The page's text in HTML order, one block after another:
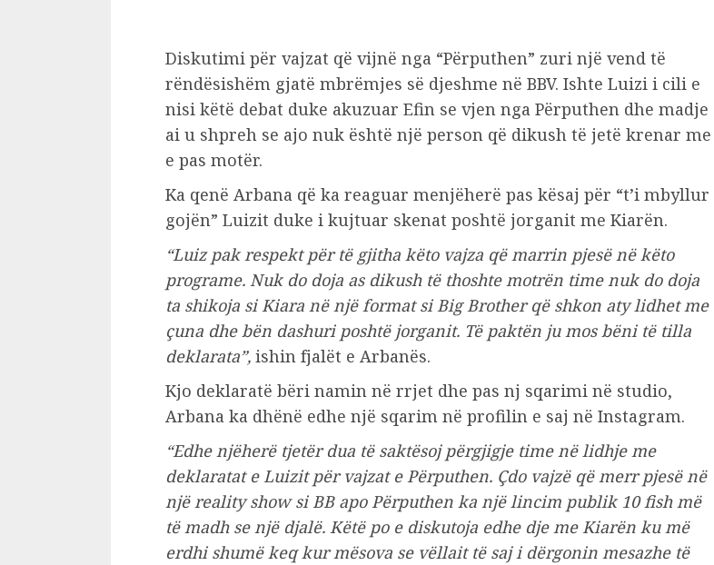
Diskutimi për vajzat që vijnë nga “Përputhen” zuri një vend të
rëndësishëm gjatë mbrëmjes së djeshme në BBV. Ishte Luizi i cili e
nisi këtë debat duke akuzuar Efin se vjen nga Përputhen dhe madje
ai u shpreh se ajo nuk është një person që dikush të jetë krenar me
e pas motër.
Ka qenë Arbana që ka reaguar menjëherë pas kësaj për “t’i mbyllur
gojën” Luizit duke i kujtuar skenat poshtë jorganit me Kiarën.
“Luiz pak respekt për të gjitha këto vajza që marrin pjesë në këto
programe. Nuk do doja as dikush të thoshte motrën time nuk do doja
ta shikoja si Kiara në një format si Big Brother që shkon aty lidhet me
çuna dhe bën dashuri poshtë jorganit. Të paktën ju mos bëni të tilla
deklarata”, ishin fjalët e Arbanës.
Kjo deklaratë bëri namin në rrjet dhe pas nj sqarimi në studio,
Arbana ka dhënë edhe një sqarim në profilin e saj në Instagram.
“Edhe njëherë tjetër dua të saktësoj përgjigje time në lidhje me
deklaratat e Luizit për vajzat e Përputhen. Çdo vajzë që merr pjesë në
një reality show si BB apo Përputhen ka një lincim publik 10 fish më
të madh se një djalë. Këtë po e diskutoja edhe dje me Kiarën ku më
erdhi shumë keq kur mësova se vëllait të saj i dërgonin mesazhe të